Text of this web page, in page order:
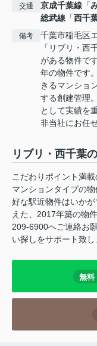
交通 京成千葉線 「
総武線 「西千
備考
千葉市稲毛区
「リブリ・西
がある物件で
年の物件です
きるマンショ
する創建管理
として実績を
非当社にお任
リブリ・西千葉
こだわりポイント満
マンションタイプの
好な駅近物件はいか
えた、2017年築の物
209-6900へご連絡お
い探しをサポート致し
無料